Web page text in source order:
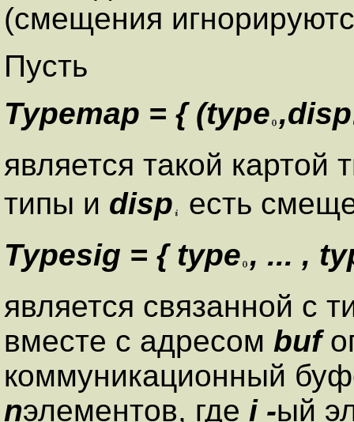
(смещения
Пусть
Typemap = { (type ,disp
является такой картой
типы и disp есть
Typesig = { type , ... ,
является связанной с
вместе с адресом buf
коммуникационный
nэлементов, где i -ый